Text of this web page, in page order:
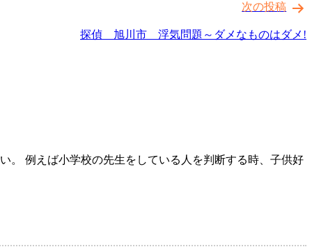
次の投稿
探偵 旭川市 浮気問題～ダメなものはダメ!
。 例えば小学校の先生をしている人を判断する時、子供好